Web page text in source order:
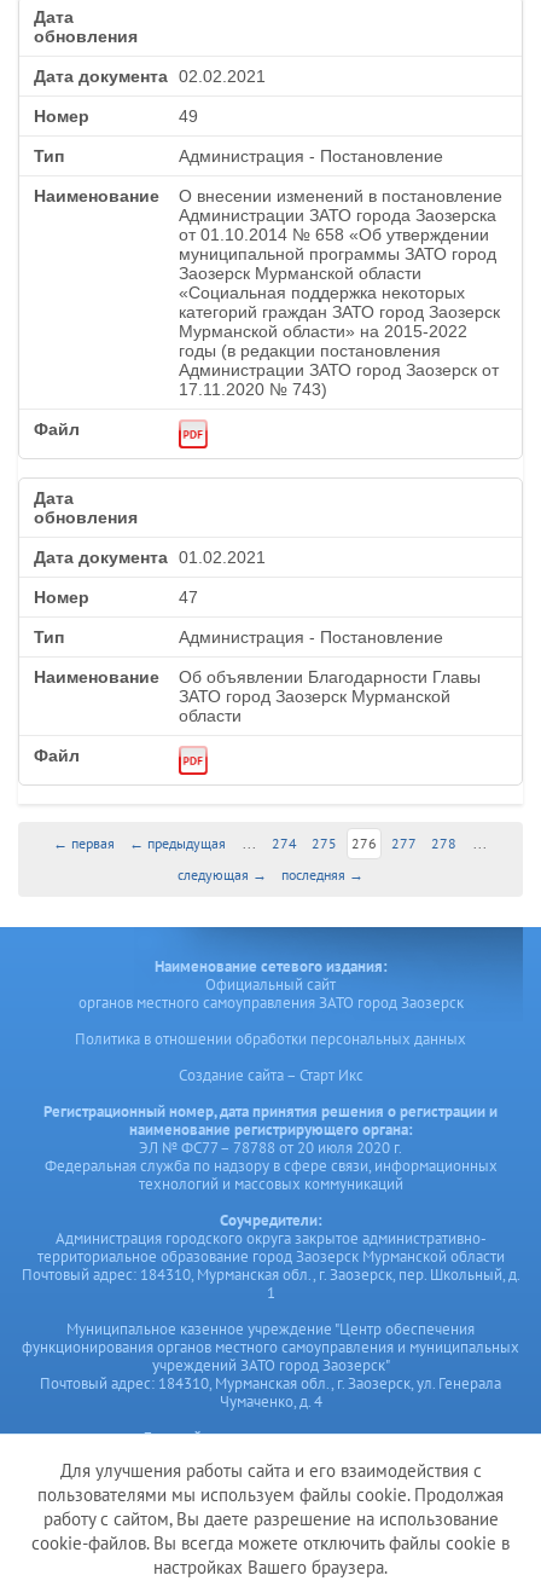
02.02.2021
49
Администрация - Постановление
О внесении изменений в постановление
Администрации ЗАТО города Заозерска
от 01.10.2014 № 658 «Об утверждении
муниципальной программы ЗАТО город
Заозерск Мурманской области
«Социальная поддержка некоторых
категорий граждан ЗАТО город Заозерск
Мурманской области» на 2015-2022
годы (в редакции постановления
Администрации ЗАТО город Заозерск от
17.11.2020 № 743)
01.02.2021
47
Администрация - Постановление
Об объявлении Благодарности Главы
ЗАТО город Заозерск Мурманской
области
← первая ← предыдущая ... 274 275 276 277 278
...
следующая →
последняя →
Наименование сетевого издания:
Официальный сайт
органов местного самоуправления ЗАТО город Заозерск
Политика в отношении обработки персональных данных
Создание сайта – Старт Икс
Регистрационный номер, дата принятия решения о регистрации и
наименование регистрирующего органа:
ЭЛ № ФС77 – 78788 от 20 июля 2020 г.
Федеральная служба по надзору в сфере связи, информационных
технологий и массовых коммуникаций
Соучредители:
Администрация городского округа закрытое административно-
территориальное образование город Заозерск Мурманской области
Почтовый адрес: 184310, Мурманская обл., г. Заозерск, пер. Школьный, д.
1
Муниципальное казенное учреждение "Центр обеспечения
функционирования органов местного самоуправления и муниципальных
учреждений ЗАТО город Заозерск"
Почтовый адрес: 184310, Мурманская обл., г. Заозерск, ул. Генерала
Чумаченко, д. 4
Главный редактор сетевого издания:
Е-mail: cof@zatozaozersk.ru,
тел. ред. 8 (81556) 3-23-94;
Почтовый адрес редакции: 184310, Мурманская обл., г. Заозерск, ул.
Генерала Чумаченко, д.4
Для улучшения работы сайта и его взаимодействия с
пользователями мы используем файлы cookie. Продолжая
работу с сайтом, Вы даете разрешение на использование
cookie-файлов. Вы всегда можете отключить файлы cookie в
настройках Вашего браузера.